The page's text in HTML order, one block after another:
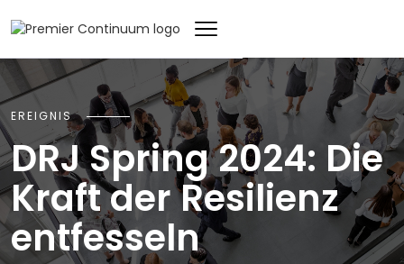
EREIGNIS
DRJ Spring 2024: Die
Kraft der Resilienz
entfesseln